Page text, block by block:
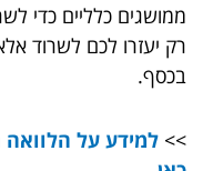
ממושגים כלליים כדי
רק יעזרו לכם לשרוד
בכסף.
>> למידע על